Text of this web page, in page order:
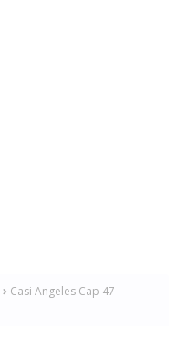
Casi Angeles Cap 47